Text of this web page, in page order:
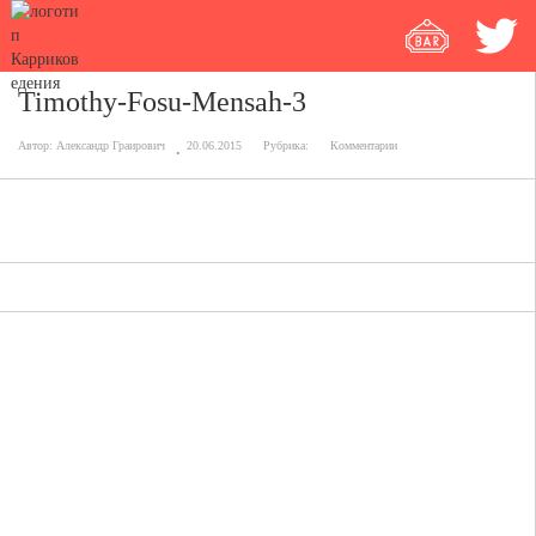
Timothy-Fosu-Mensah-3
Автор: Александр Граирович 20.06.2015 Рубрика: Комментарии